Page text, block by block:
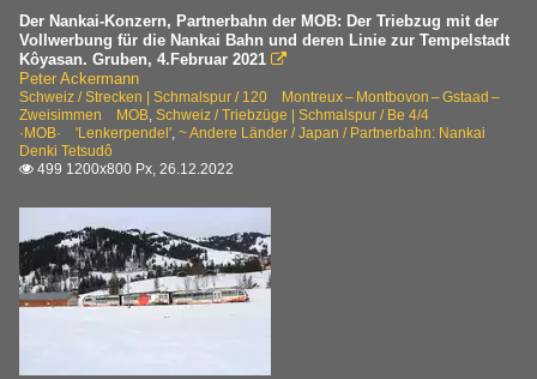
Der Nankai-Konzern, Partnerbahn der MOB: Der Triebzug mit der
Vollwerbung für die Nankai Bahn und deren Linie zur Tempelstadt
Kôyasan. Gruben, 4.Februar 2021 
Peter Ackermann
Schweiz / Strecken | Schmalspur / 120 Montreux – Montbovon – Gstaad –
Zweisimmen MOB, Schweiz / Triebzüge | Schmalspur / Be 4/4
·MOB· 'Lenkerpendel', ~ Andere Länder / Japan / Partnerbahn: Nankai
Denki Tetsudô
 499 1200x800 Px, 26.12.2022